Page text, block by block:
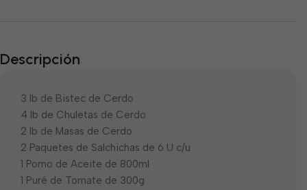
Descripción
3 lb de Bistec de Cerdo
4 lb de Chuletas de Cerdo
2 lb de Masas de Cerdo
2 Paquetes de Salchichas de 6 U c/u
1 Pomo de Aceite de 800ml
1 Puré de Tomate de 300g